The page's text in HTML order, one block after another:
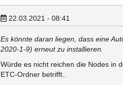
22.03.2021 - 08:41
Es könnte daran liegen, dass eine
2020-1-9) erneut zu installieren.
Würde es nicht reichen die Nodes in
ETC-Ordner betrifft..